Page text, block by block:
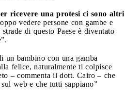
ricevere una protesi ci sono altri
vedere persone con gambe e
di questo Paese è diventato
un bambino con una gamba
felice, naturalmente ti colpisce
– commenta il dott. Cairo – che
web e che tutti sappiano”